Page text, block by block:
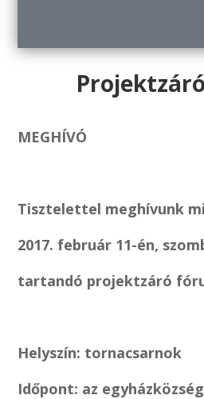
MEGHÍVÓ
Tisztelettel meghívunk
2017. február 11-én,
tartandó projektzáró
Helyszín: tornacsarnok
Időpont: az